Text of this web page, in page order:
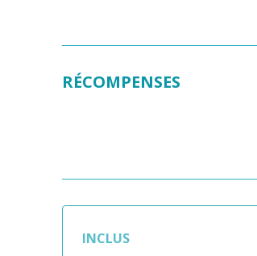
RÉCOMPENSES
INCLUS